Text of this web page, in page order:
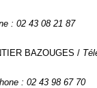
: 02 43 08 21 87
BAZOUGES /
: 02 43 98 67 70